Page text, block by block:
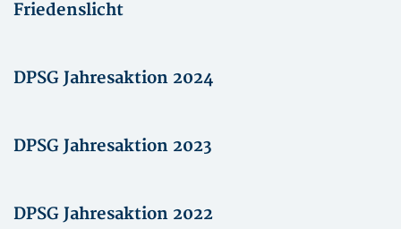
Friedenslicht
DPSG Jahresaktion 2024
DPSG Jahresaktion 2023
DPSG Jahresaktion 2022